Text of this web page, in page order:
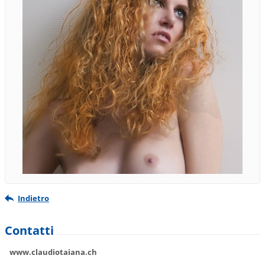
Indietro
Contatti
www.claudiotaiana.ch